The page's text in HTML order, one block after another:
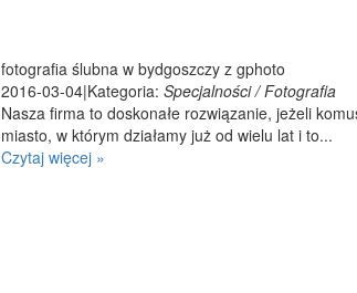
fotografia ślubna w bydgoszczy z gphoto
2016-03-04|Kategoria: Specjalności / Fotografia
Nasza firma to doskonałe rozwiązanie, jeżeli
miasto, w którym działamy już od wielu lat i to...
Czytaj więcej »